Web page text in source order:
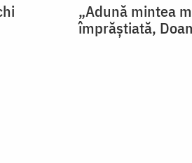
„Adună mintea
împrăștiată,